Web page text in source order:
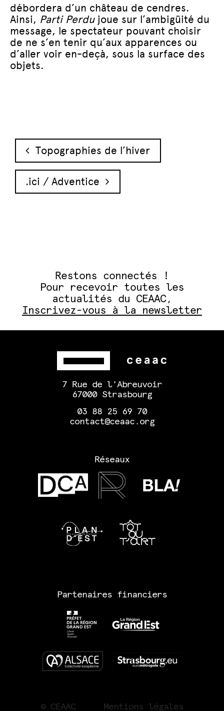
débordera d’un château de cendres.
Ainsi, Parti Perdujoue sur l’ambigüité du
message, le spectateur pouvant choisir
de ne s’en tenir qu’aux apparences ou
d’aller voir en-deçà, sous la surface des
objets.
Navigation des articles
Topographies de l’hiver
.ici / Adventice
Restons connectés !
Pour recevoir toutes les
actualités du CEAAC,
Inscrivez-vous à la newsletter
7 Rue de l'Abreuvoir
67000 Strasbourg
03 88 25 69 70
contact@ceaac.org
Réseaux
Partenaires financiers
© CEAAC Mentions légales